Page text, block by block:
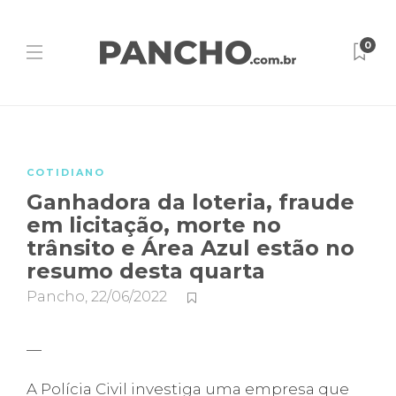
0
COTIDIANO
Ganhadora da loteria, fraude
em licitação, morte no
trânsito e Área Azul estão no
resumo desta quarta
Pancho, 22/06/2022
—
A Polícia Civil investiga uma empresa que